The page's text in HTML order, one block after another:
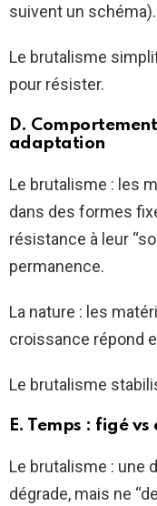
suivent un schéma).
Le brutalisme
pour résister.
D.
adaptation
Le brutalisme : les
dans des formes
résistance à leur
permanence.
La nature : les
croissance répond
Le brutalisme
E. Temps : figé vs
Le brutalisme : une
dégrade, mais ne